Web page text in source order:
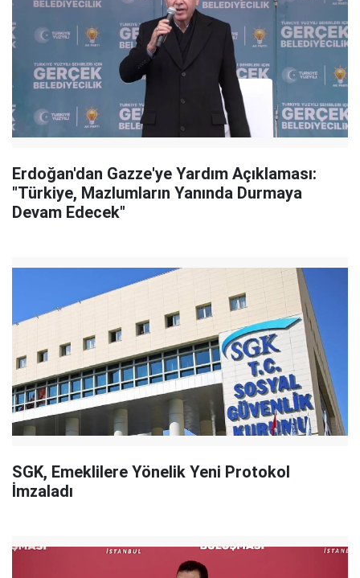
Erdoğan'dan Gazze'ye Yardım Açıklaması:
"Türkiye, Mazlumların Yanında Durmaya
Devam Edecek"
SGK, Emeklilere Yönelik Yeni Protokol
İmzaladı